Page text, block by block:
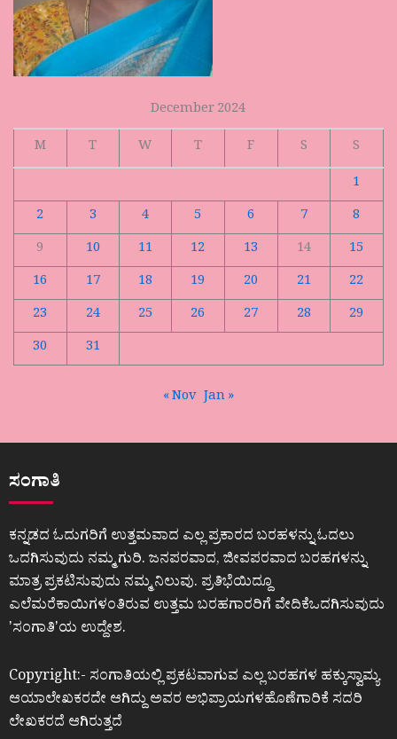
December 2024
M
T W T F S
S
1
2
3 4 5 6 7
8
9
10 11 12 13 14
15
16
17 18 19 20 21
22
23
24 25 26 27 28
29
30
31
« Nov Jan »
ಸಂಗಾತಿ
ಕನ್ನಡದ ಓದುಗರಿಗೆ ಉತ್ತಮವಾದ ಎಲ್ಲ ಪ್ರಕಾರದ ಬರಹಳನ್ನು ಓದಲು
ಒದಗಿಸುವುದು ನಮ್ಮ ಗುರಿ. ಜನಪರವಾದ, ಜೀವಪರವಾದ ಬರಹಗಳನ್ನು
ಮಾತ್ರ ಪ್ರಕಟಿಸುವುದು ನಮ್ಮ ನಿಲುವು. ಪ್ರತಿಭೆಯಿದ್ದೂ
ಎಲೆಮರೆಕಾಯಿಗಳಂತಿರುವ ಉತ್ತಮ ಬರಹಗಾರರಿಗೆ ವೇದಿಕೆಒದಗಿಸುವುದು
ʼಸಂಗಾತಿʼಯ ಉದ್ದೇಶ.
Copyright:- ಸಂಗಾತಿಯಲ್ಲಿ ಪ್ರಕಟವಾಗುವ ಎಲ್ಲ ಬರಹಗಳ ಹಕ್ಕುಸ್ವಾಮ್ಯ
ಆಯಾಲೇಖಕರದೇ ಆಗಿದ್ದು ಅವರ ಅಭಿಪ್ರಾಯಗಳಹೊಣೆಗಾರಿಕೆ ಸದರಿ
ಲೇಖಕರದೆ ಆಗಿರುತ್ತದೆ